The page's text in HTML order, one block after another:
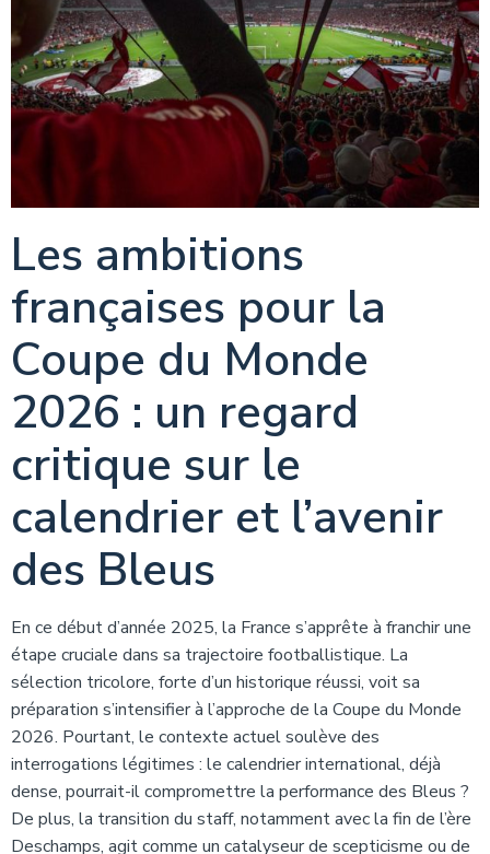
Les ambitions
françaises pour la
Coupe du Monde
2026 : un regard
critique sur le
calendrier et l’avenir
des Bleus
En ce début d’année 2025, la France s’apprête à franchir une
étape cruciale dans sa trajectoire footballistique. La
sélection tricolore, forte d’un historique réussi, voit sa
préparation s’intensifier à l’approche de la Coupe du Monde
2026. Pourtant, le contexte actuel soulève des
interrogations légitimes : le calendrier international, déjà
dense, pourrait-il compromettre la performance des Bleus ?
De plus, la transition du staff, notamment avec la fin de l’ère
Deschamps, agit comme un catalyseur de scepticisme ou de